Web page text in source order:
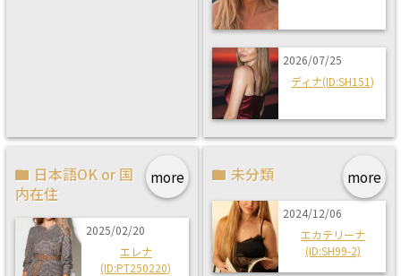
2026/07/25
ディナ(ID:SH151)
more
日本語OK or 国
内在住
2025/02/20
エレナ
(ID:PT250220)
more
未分類
2024/12/06
エカテリーナ
(ID:SH99-2)